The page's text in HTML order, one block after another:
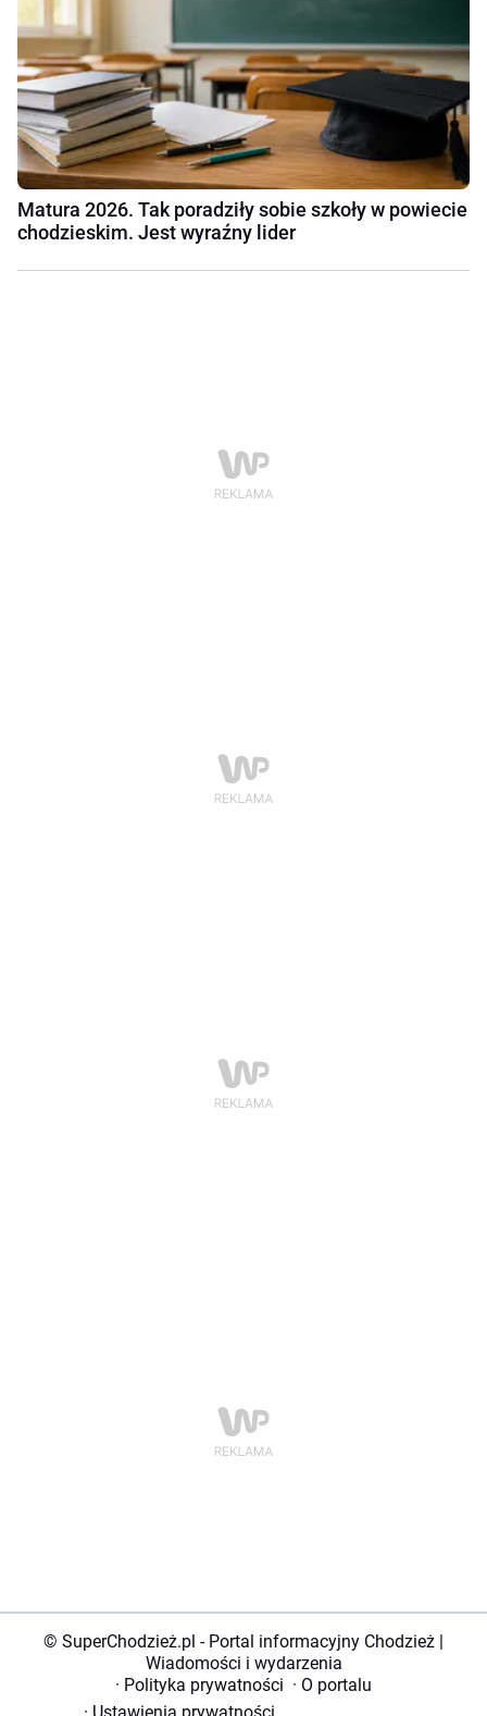
Matura 2026. Tak poradziły sobie szkoły w powiecie
chodzieskim. Jest wyraźny lider
© SuperChodzież.pl - Portal informacyjny Chodzież |
Wiadomości i wydarzenia
· Polityka prywatności · O portalu
· Ustawienia prywatności